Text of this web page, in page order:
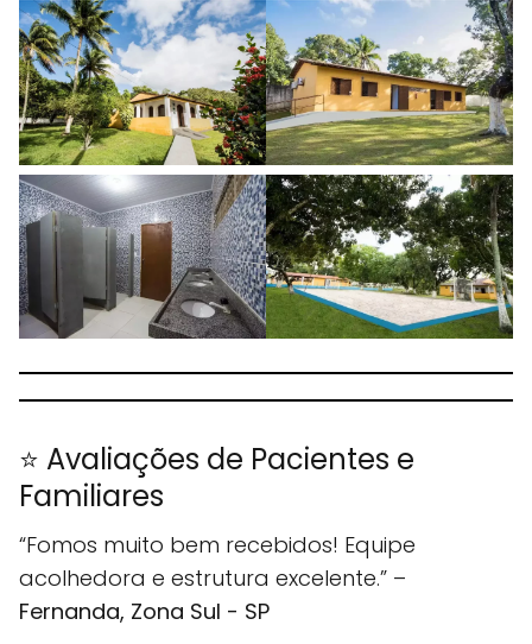
⭐ Avaliações de Pacientes e
Familiares
“Fomos muito bem recebidos! Equipe
acolhedora e estrutura excelente.” –
Fernanda, Zona Sul - SP